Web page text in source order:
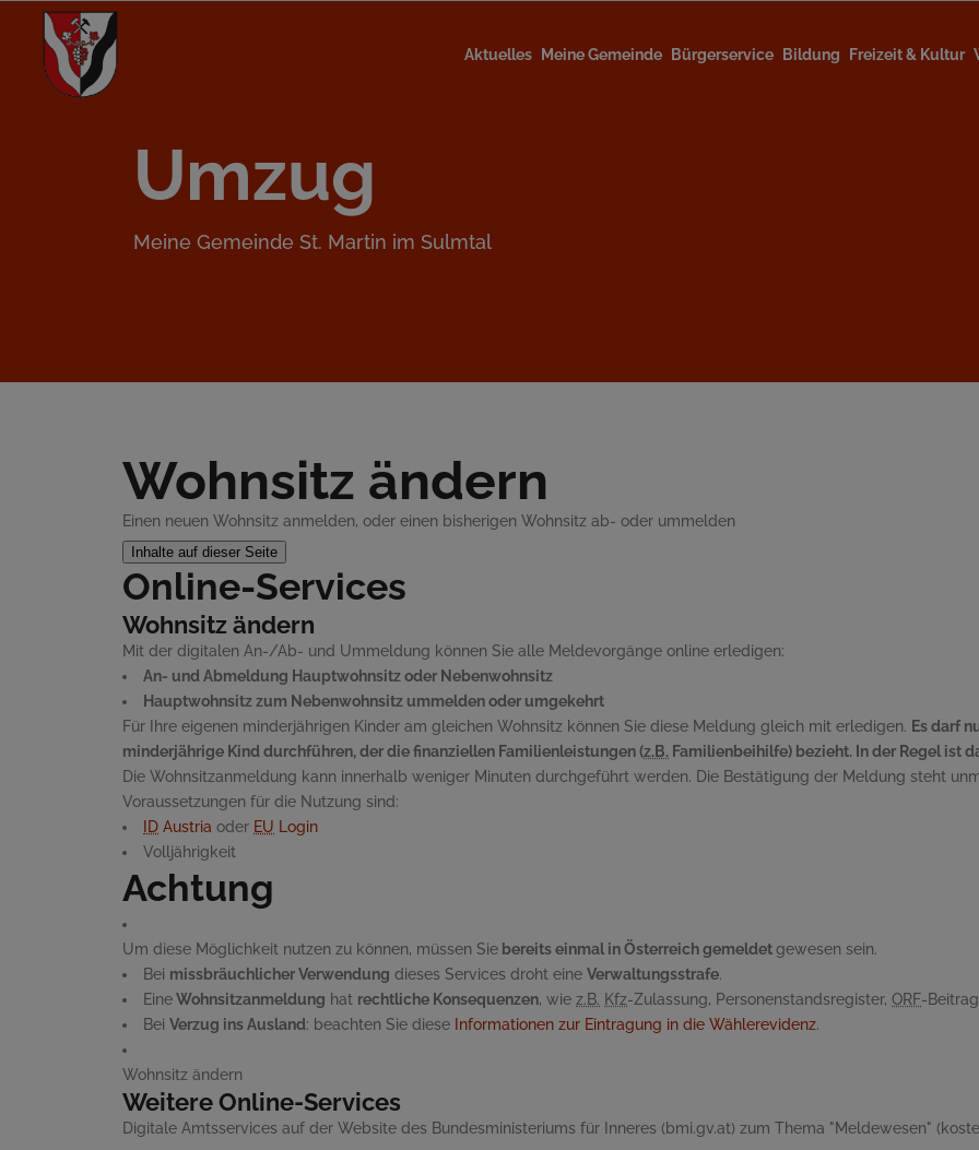
Aktuelles Meine Gemeinde Bürgerservice Bildung Freizeit & Kultur
Umzug
Meine Gemeinde St. Martin im Sulmtal
Wohnsitz ändern
Einen neuen Wohnsitz anmelden, oder einen bisherigen Wohnsitz ab- oder ummelden
Inhalte auf dieser Seite
Online-Services
Wohnsitz ändern
Mit der digitalen An-/Ab- und Ummeldung können Sie alle Meldevorgänge online erledigen:
An- und Abmeldung Hauptwohnsitz oder Nebenwohnsitz
Hauptwohnsitz zum Nebenwohnsitz ummelden oder umgekehrt
Für Ihre eigenen minderjährigen Kinder am gleichen Wohnsitz können Sie diese Meldung gleich mit erledigen. Es darf
minderjährige Kind durchführen, der die finanziellen Familienleistungen (z.B. Familienbeihilfe) bezieht. In der Regel ist
Die Wohnsitzanmeldung kann innerhalb weniger Minuten durchgeführt werden. Die Bestätigung der Meldung steht
Voraussetzungen für die Nutzung sind:
ID Austria oder EU Login
Volljährigkeit
Achtung
Um diese Möglichkeit nutzen zu können, müssen Sie bereits einmal in Österreich gemeldetgewesen sein.
Bei missbräuchlicher Verwendung dieses Services droht eine Verwaltungsstrafe.
EineWohnsitzanmeldung hat rechtliche Konsequenzen, wie z.B. Kfz-Zulassung, Personenstandsregister, ORF-
Bei Verzug ins Ausland : beachten Sie diese Informationen zur Eintragung in die Wählerevidenz.
Wohnsitz ändern
Weitere Online-Services
Digitale Amtsservices auf der Website des Bundesministeriums für Inneres (bmi.gv.at) zum Thema "Meldewesen"